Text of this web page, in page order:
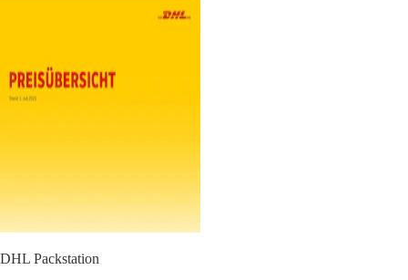
DHL Packstation